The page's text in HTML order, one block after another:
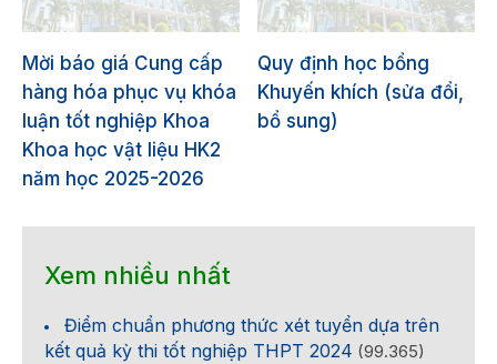
Mời báo giá Cung cấp
hàng hóa phục vụ khóa
luận tốt nghiệp Khoa
Khoa học vật liệu HK2
năm học 2025-2026
Quy định học bổng
Khuyến khích (sửa đổi,
bổ sung)
Xem nhiều nhất
Điểm chuẩn phương thức xét tuyển dựa trên
kết quả kỳ thi tốt nghiệp THPT 2024 (99.365)